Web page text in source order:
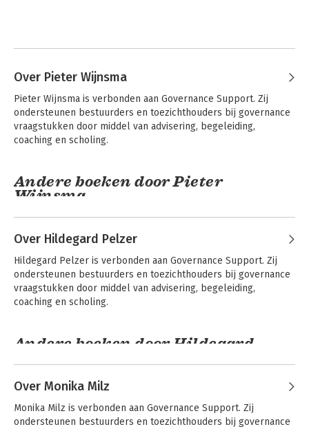
Over Pieter Wijnsma
Pieter Wijnsma is verbonden aan Governance Support. Zij
ondersteunen bestuurders en toezichthouders bij governance
vraagstukken door middel van advisering, begeleiding,
coaching en scholing.
Andere boeken door Pieter
Wijnsma
Bestuurder
gedwongen vertrek
van bestuurders
Over Hildegard Pelzer
Hildegard Pelzer is verbonden aan Governance Support. Zij
ondersteunen bestuurders en toezichthouders bij governance
vraagstukken door middel van advisering, begeleiding,
coaching en scholing.
Andere boeken door Hildegard
Over Monika Milz
Monika Milz is verbonden aan Governance Support. Zij
ondersteunen bestuurders en toezichthouders bij governance